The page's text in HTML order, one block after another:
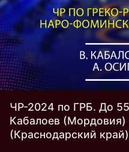
ЧР-2024 по ГРБ. До
Кабалоев
(Краснодарский край)